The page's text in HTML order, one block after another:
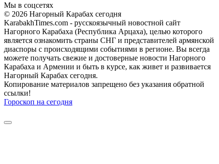
Мы в соцсетях
© 2026 Нагорный Карабах сегодня
KarabakhTimes.com - русскоязычный новостной сайт
Нагорного Карабаха (Республика Арцаха), целью которого
является ознакомить страны СНГ и представителей армянской
диаспоры с происходящими событиями в регионе. Вы всегда
можете получать свежие и достоверные новости Нагорного
Карабаха и Армении и быть в курсе, как живет и развивается
Нагорный Карабах сегодня.
Копирование материалов запрещено без указания обратной
ссылки!
Гороскоп на сегодня